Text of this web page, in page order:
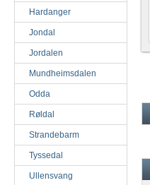
Hardanger
Jondal
Jordalen
Mundheimsdalen
Odda
Røldal
Strandebarm
Tyssedal
Ullensvang